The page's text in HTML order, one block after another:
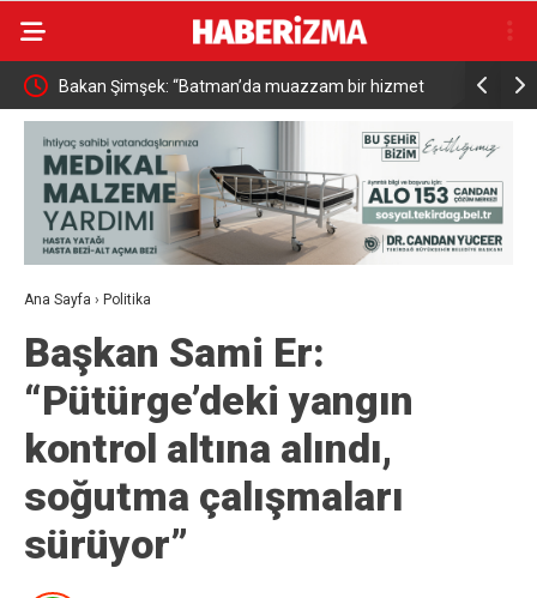
Resul Dindar ve Ümit Yaşar, Kastamonu’da binlerce
vatandaşa unutulmaz bir gece yaşattı
Ana Sayfa › Politika
Başkan Sami Er:
“Pütürge’deki yangın
kontrol altına alındı,
soğutma çalışmaları
sürüyor”